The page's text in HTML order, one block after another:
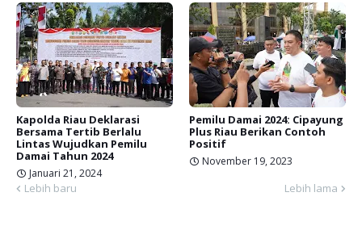
Kapolda Riau Deklarasi
Bersama Tertib Berlalu
Lintas Wujudkan Pemilu
Damai Tahun 2024
Januari 21, 2024
Pemilu Damai 2024: Cipayung
Plus Riau Berikan Contoh
Positif
November 19, 2023
Lebih baru Lebih lama